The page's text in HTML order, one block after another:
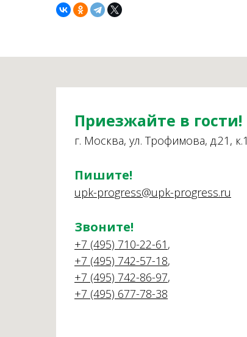
Приезжайте в гости!
г. Москва, ул. Трофимова, д.21, к.1
Пишите!
upk-progress@upk-progress.ru
Звоните!
+7 (495) 710-22-61 ,
+7 (495) 742-57-18,
+7 (495) 742-86-97,
+7 (495) 677-78-38